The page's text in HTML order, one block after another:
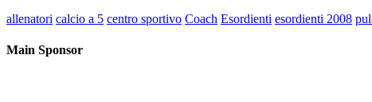
allenatori calcio a 5 centro sportivo Coach Esordienti esordienti 2008
Main Sponsor